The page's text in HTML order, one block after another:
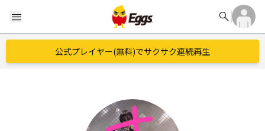
menu search
公式プレイヤー(無料)でサクサク連続再生